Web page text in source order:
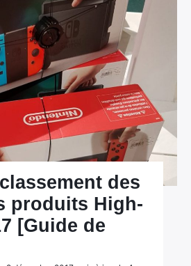
des
produits High-
[Guide de